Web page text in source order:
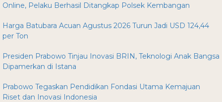
Online, Pelaku Berhasil Ditangkap Polsek Kembangan
Harga Batubara Acuan Agustus 2026 Turun Jadi USD 124,44
per Ton
Presiden Prabowo Tinjau Inovasi BRIN, Teknologi Anak Bangsa
Dipamerkan di Istana
Prabowo Tegaskan Pendidikan Fondasi Utama Kemajuan
Riset dan Inovasi Indonesia